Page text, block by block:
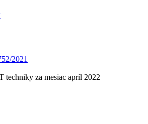
2021
techniky za mesiac apríl 2022